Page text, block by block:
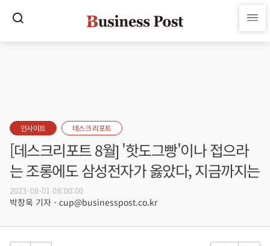
인사이트 데스크 리포트
[데스크리포트 8월] '핫도그빵'이나 접으라
는 조롱에도 삼성전자가 옳았다, 지금까지는
2023-08-01 08:00:00
박창욱 기자 - cup@businesspost.co.kr